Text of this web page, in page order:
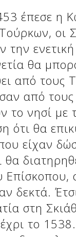
έπεσε η
οι
την
θα
από τους
από
το νησί με
ότι θα
είχαν
θα
δεκτά.
στη
το